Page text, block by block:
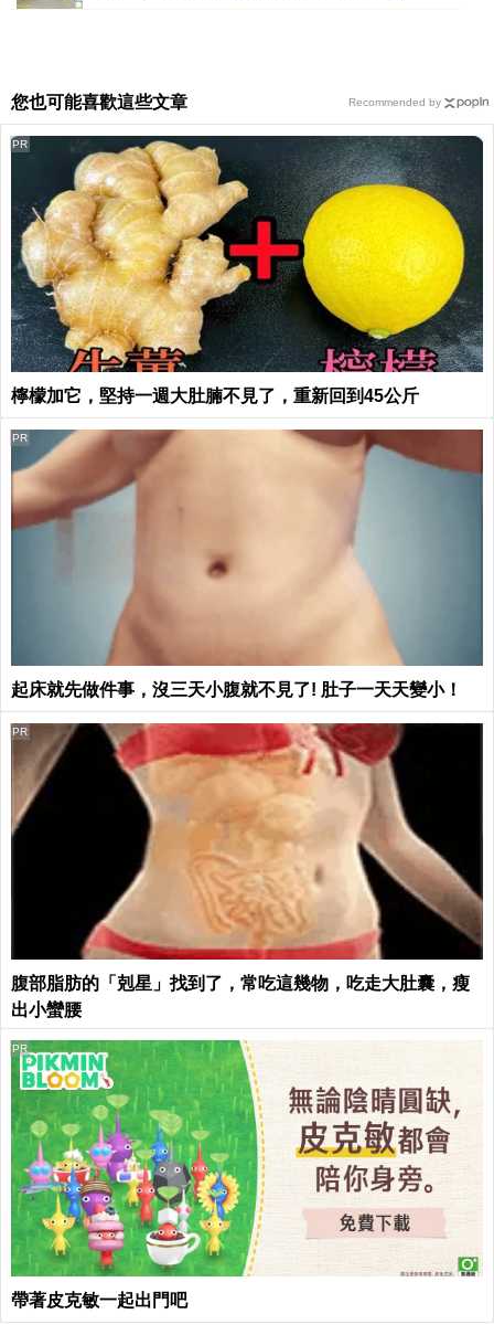
您也可能喜歡這些文章
檸檬加它，堅持一週大肚腩不見了，重新回到45公斤
PR
起床就先做件事，沒三天小腹就不見了! 肚子一天天變小！
PR
腹部脂肪的「剋星」找到了，常吃這幾物，吃走大肚囊，瘦
出小蠻腰
PR
帶著皮克敏一起出門吧
PR
Recommended by